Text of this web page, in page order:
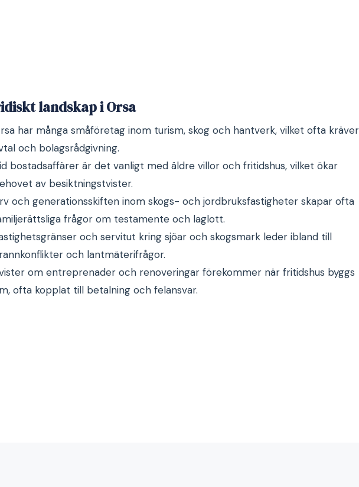
landskap i Orsa
har många småföretag inom turism, skog och hantverk, vilket ofta kräver
och bolagsrådgivning.
bostadsaffärer är det vanligt med äldre villor och fritidshus, vilket ökar
av besiktningstvister.
och generationsskiften inom skogs- och jordbruksfastigheter skapar ofta
frågor om testamente och laglott.
och servitut kring sjöar och skogsmark leder ibland till
och lantmäterifrågor.
om entreprenader och renoveringar förekommer när fritidshus byggs
ofta kopplat till betalning och felansvar.